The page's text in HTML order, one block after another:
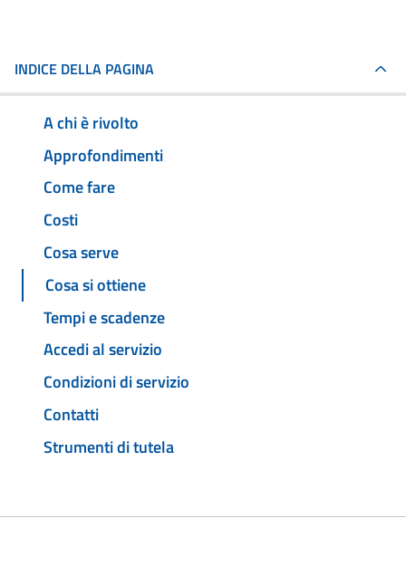
INDICE DELLA PAGINA
A chi è rivolto
Approfondimenti
Come fare
Costi
Cosa serve
Cosa si ottiene
Tempi e scadenze
Accedi al servizio
Condizioni di servizio
Contatti
Strumenti di tutela